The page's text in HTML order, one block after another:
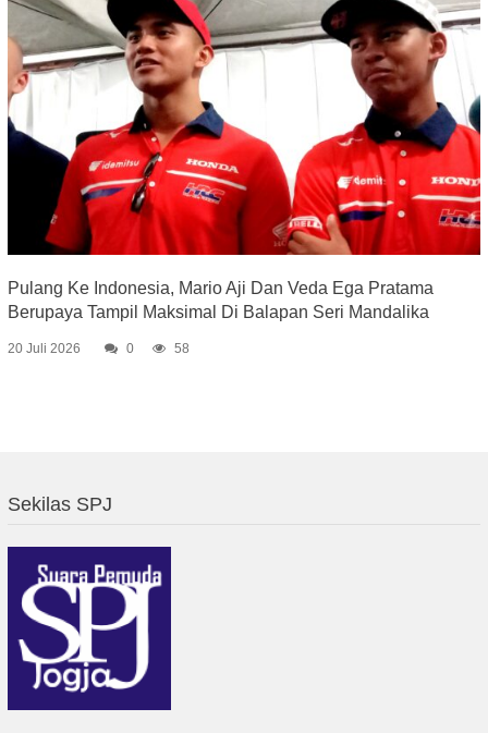
Pulang Ke Indonesia, Mario Aji Dan Veda Ega Pratama
Berupaya Tampil Maksimal Di Balapan Seri Mandalika
20 Juli 2026 0 58
Sekilas SPJ